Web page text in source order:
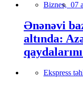
Biznes, 07
Ənənəvi
altında:
Ekspress